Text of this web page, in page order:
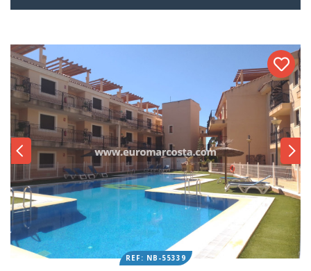
REF: NB-55339